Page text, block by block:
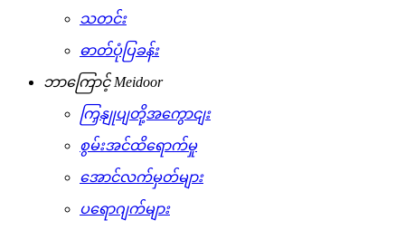
သတင်း
ဓာတ်ပုံပြခန်း
ဘာကြောင့် Meidoor
ကြှနျုပျတို့အကွောငျး
စွမ်းအင်ထိရောက်မှု
အောင်လက်မှတ်များ
ပရောဂျက်များ